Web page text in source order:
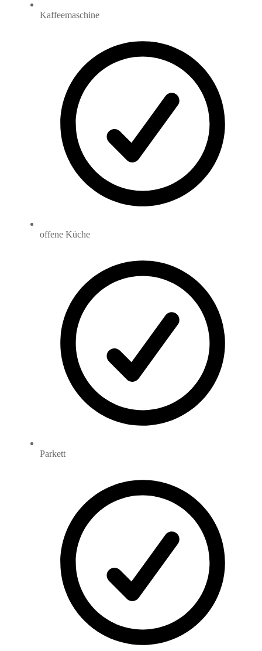
Kaffeemaschine
offene Küche
Parkett